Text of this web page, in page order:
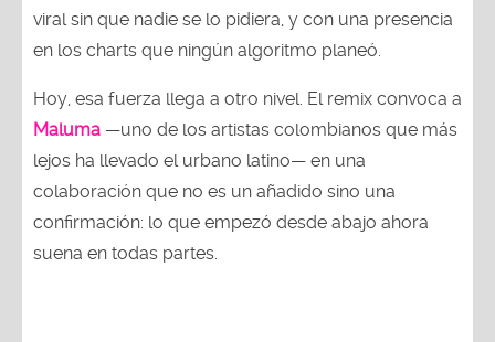
viral sin que nadie se lo pidiera, y con una presencia
en los charts que ningún algoritmo planeó.
Hoy, esa fuerza llega a otro nivel. El remix convoca a
Maluma —uno de los artistas colombianos que más
lejos ha llevado el urbano latino— en una
colaboración que no es un añadido sino una
confirmación: lo que empezó desde abajo ahora
suena en todas partes.